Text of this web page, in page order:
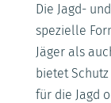
Die Jagd-
spezielle
Jäger als
bietet
für die Jagd